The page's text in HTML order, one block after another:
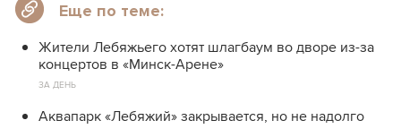
Еще по теме:
Жители Лебяжьего хотят шлагбаум во дворе из-за
концертов в «Минск-Арене»
ЗА ДЕНЬ
Аквапарк «Лебяжий» закрывается, но не надолго